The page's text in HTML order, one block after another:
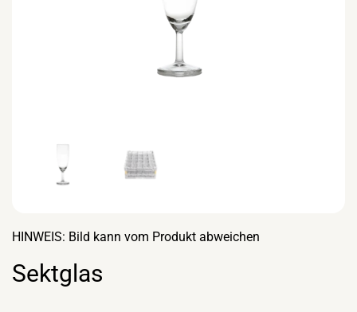
HINWEIS: Bild kann vom Produkt abweichen
Sektglas